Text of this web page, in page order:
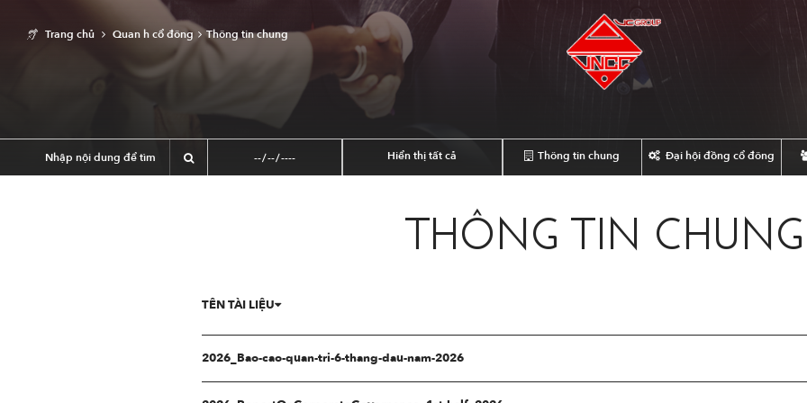
Hiển thị tất cả Thông tin chung Đại hội đồng cổ đông
Trang chủ Quan h cổ đông Thông tin chung
THÔNG TIN CHUNG
TÊN TÀI LIỆU
2026_Bao-cao-quan-tri-6-thang-dau-nam-2026